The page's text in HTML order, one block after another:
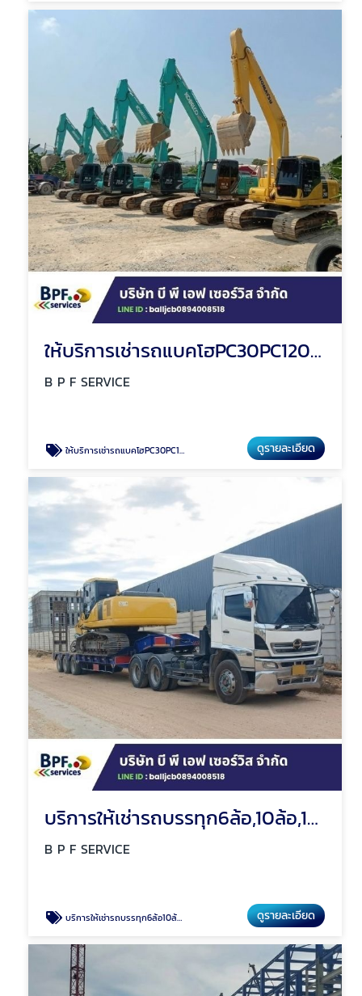
ให้บริการเช่ารถแบคโฮPC30PC120PC200 ระยอง
B P F SERVICE
ให้บริการเช่ารถแบคโฮPC30PC120PC200 ระยอง ดูรายละเอียด
บริการให้เช่ารถบรรทุก6ล้อ,10ล้อ,18ล้อ
B P F SERVICE
บริการให้เช่ารถบรรทุก6ล้อ10ล้อ18ล้อ ดูรายละเอียด